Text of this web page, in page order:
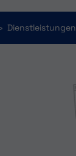
Dienstleistungen